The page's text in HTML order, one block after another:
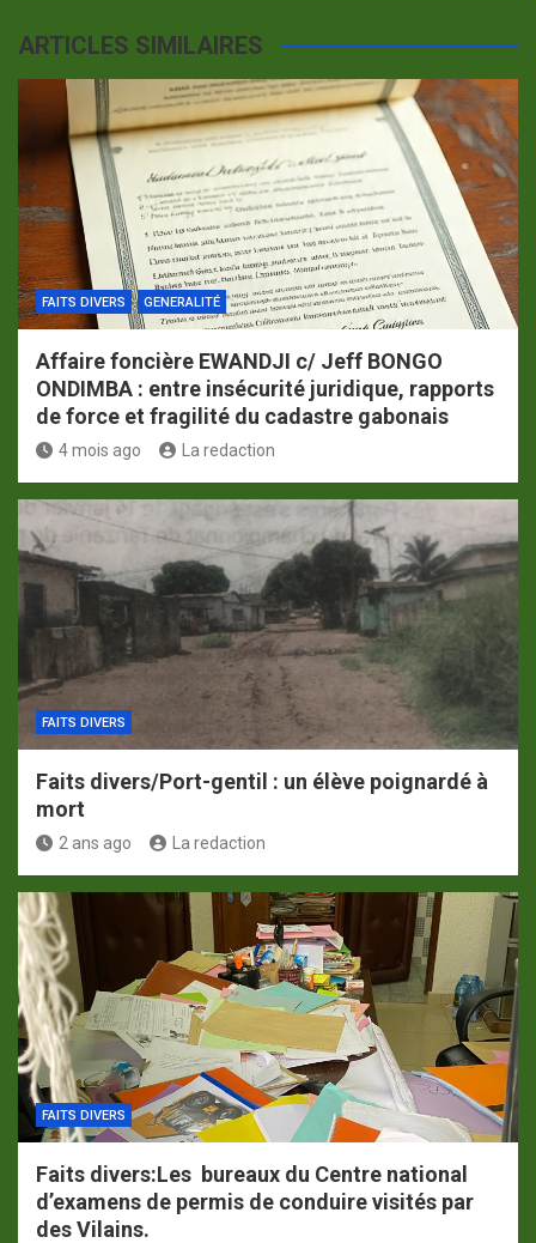
ARTICLES SIMILAIRES
FAITS DIVERS GENERALITÉ
Affaire foncière EWANDJI c/ Jeff BONGO
ONDIMBA : entre insécurité juridique, rapports
de force et fragilité du cadastre gabonais
4 mois ago La redaction
FAITS DIVERS
Faits divers/Port-gentil : un élève poignardé à
mort
2 ans ago La redaction
FAITS DIVERS
Faits divers:Les bureaux du Centre national
d’examens de permis de conduire visités par
des Vilains.